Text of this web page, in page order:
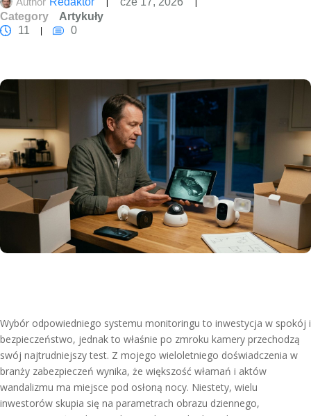
Category
Artykuły
11
0
Wybór odpowiedniego systemu monitoringu to inwestycja w spokój i
bezpieczeństwo, jednak to właśnie po zmroku kamery przechodzą
swój najtrudniejszy test. Z mojego wieloletniego doświadczenia w
branży zabezpieczeń wynika, że większość włamań i aktów
wandalizmu ma miejsce pod osłoną nocy. Niestety, wielu
inwestorów skupia się na parametrach obrazu dziennego,